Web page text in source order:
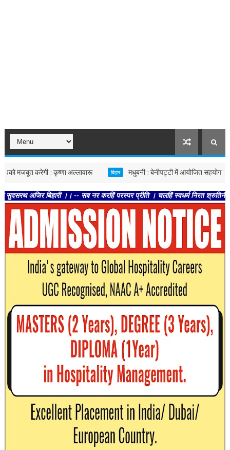
: कृष्णा अल्लावारू बिहार मधुबनी : बेनीपट्टी में आयोजित सहयोग शिविर में पहुंचे उप
।। -- सब नर करहिं परस्पर प्रीति । चलहिं स्वधर्म निरत श्रुतिनीति ।। --